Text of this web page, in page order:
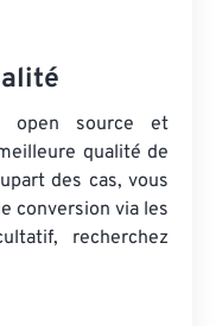
open source et
qualité de
des cas, vous
conversion via les
recherchez